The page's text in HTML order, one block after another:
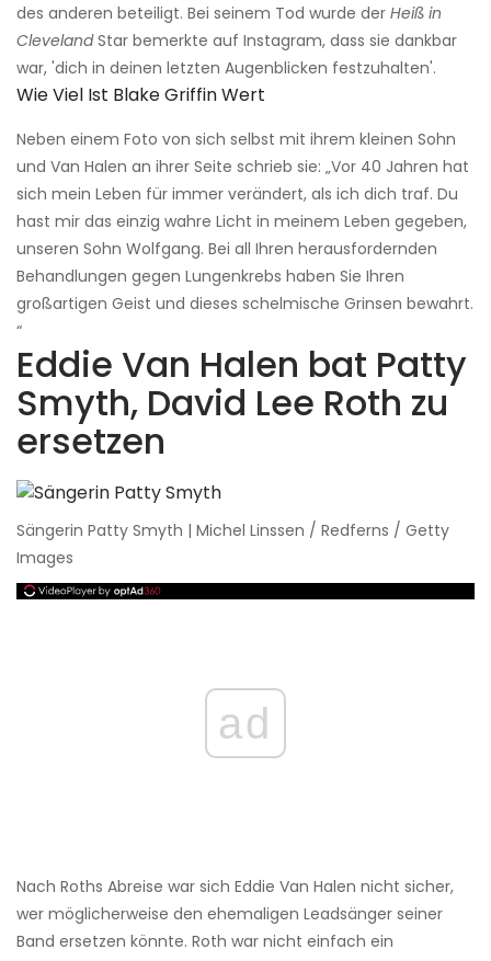
des anderen beteiligt. Bei seinem Tod wurde der Heiß in
ClevelandStar bemerkte auf Instagram, dass sie dankbar
war, 'dich in deinen letzten Augenblicken festzuhalten'.
Wie Viel Ist Blake Griffin Wert
Neben einem Foto von sich selbst mit ihrem kleinen Sohn
und Van Halen an ihrer Seite schrieb sie: „Vor 40 Jahren hat
sich mein Leben für immer verändert, als ich dich traf. Du
hast mir das einzig wahre Licht in meinem Leben gegeben,
unseren Sohn Wolfgang. Bei all Ihren herausfordernden
Behandlungen gegen Lungenkrebs haben Sie Ihren
großartigen Geist und dieses schelmische Grinsen bewahrt.
“
Eddie Van Halen bat Patty
Smyth, David Lee Roth zu
ersetzen
Sängerin Patty Smyth | Michel Linssen / Redferns / Getty
Images
ad
Nach Roths Abreise war sich Eddie Van Halen nicht sicher,
wer möglicherweise den ehemaligen Leadsänger seiner
Band ersetzen könnte. Roth war nicht einfach ein